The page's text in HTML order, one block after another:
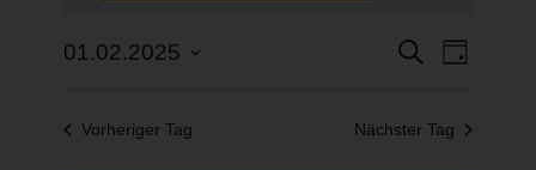
und
Suche
Tag
01.02.2025
Vorheriger Tag Nächster Tag